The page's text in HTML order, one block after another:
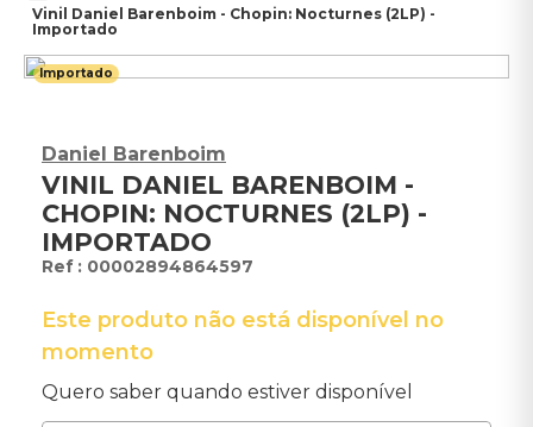
Vinil Daniel Barenboim - Chopin: Nocturnes (2LP) -
Importado
Importado
Daniel Barenboim
VINIL DANIEL BARENBOIM -
CHOPIN: NOCTURNES (2LP) -
IMPORTADO
: 00002894864597
Este produto não está disponível no
momento
Quero saber quando estiver disponível